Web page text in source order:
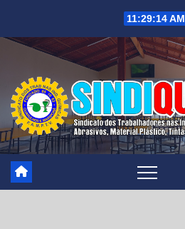
content
11:29:16 AM